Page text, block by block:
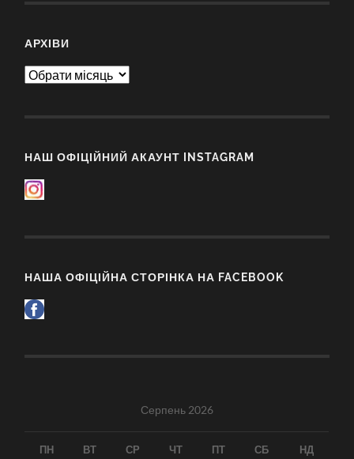
АРХІВИ
Архіви
НАШ ОФІЦІЙНИЙ АКАУНТ INSTAGRAM
НАША ОФІЦІЙНА СТОРІНКА НА FACEBOOK
Серпень 2026
ПН ВТ СР ЧТ ПТ СБ НД